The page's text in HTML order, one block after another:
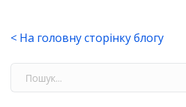
< На головну сторінку блогу